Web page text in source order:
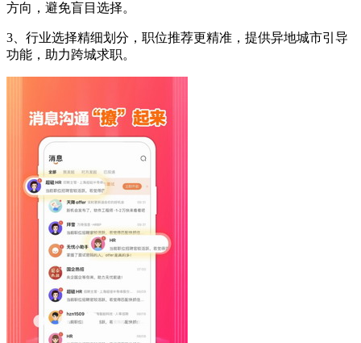
方向，避免盲目选择。
3、行业选择精细划分，职位推荐更精准，提供异地城市引导
功能，助力跨城求职。